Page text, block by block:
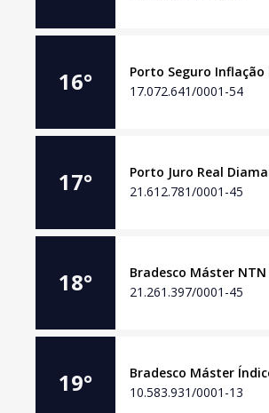
16°
Porto Seguro Inflação
17.072.641/0001-54
17°
Porto Juro Real
21.612.781/0001-45
18°
Bradesco Máster NTN
21.261.397/0001-45
19°
Bradesco Máster
10.583.931/0001-13